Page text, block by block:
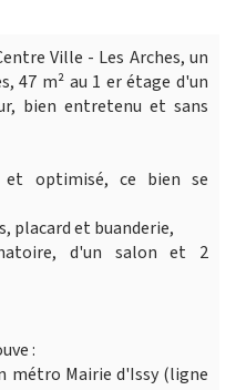
Ville - Les Arches, un
47 m² au 1 er étage d'un
bien entretenu et sans
et optimisé, ce bien se
placard et buanderie,
d'un salon et 2
:
métro Mairie d'Issy (ligne